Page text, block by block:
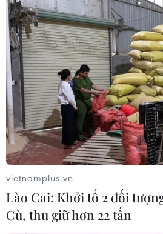
vietnamplus.vn
Lào Cai: Khởi tố 2 đối
Cù, thu giữ hơn 22 tấn